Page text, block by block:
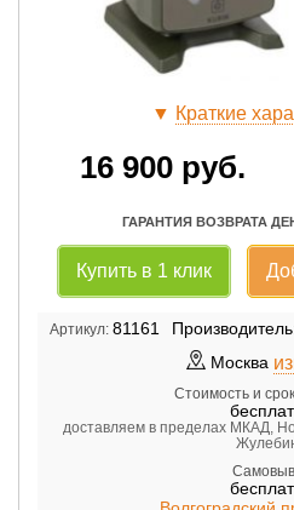
▼ Краткие
16 900 руб.
ГАРАНТИЯ ВОЗВРАТА
Купить в 1 клик
Артикул: 81161
Москва
Стоимость и
доставляем в пределах МКАД,